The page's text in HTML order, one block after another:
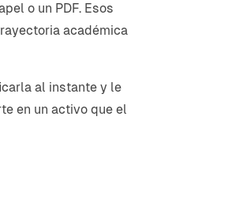
o un PDF. Esos
académica
al instante y le
en un activo que el